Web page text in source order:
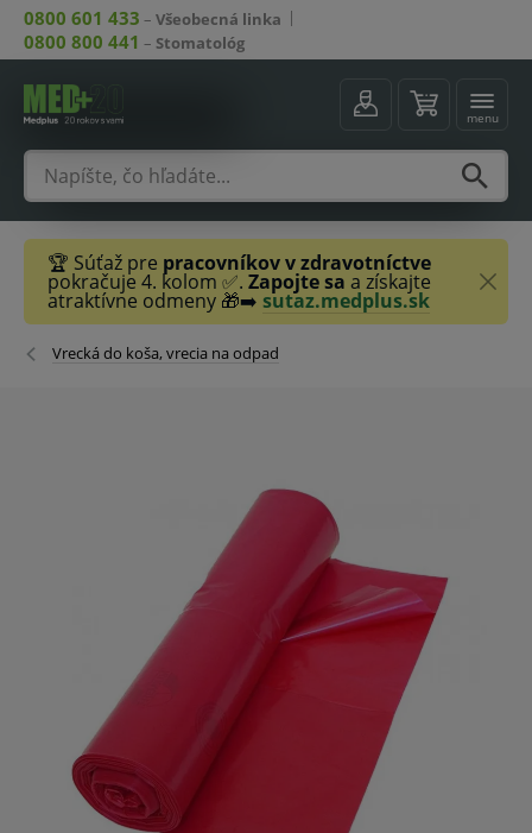
0800 601 433 – Všeobecná linka
0800 800 441 – Stomatológ
menu
🏆 Súťaž pre pracovníkov v zdravotníctve
pokračuje 4. kolom ✅. Zapojte sa a získajte
atraktívne odmeny 🎁➡️ sutaz.medplus.sk
Vrecká do koša, vrecia na odpad